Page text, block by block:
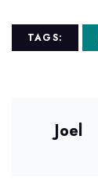
TAGS:
Joel